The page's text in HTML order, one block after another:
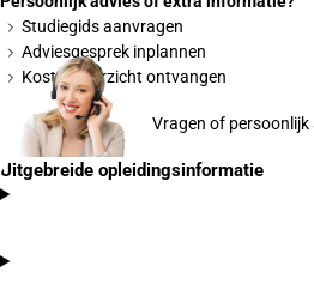
Studiegids aanvragen
Adviesgesprek inplannen
Kostenoverzicht ontvangen
Vragen of persoonlijk
Uitgebreide opleidingsinformatie